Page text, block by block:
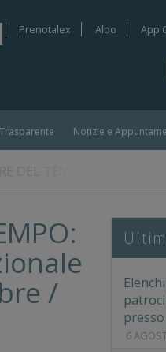
Prenotalex Albo App
Notizie e
/
6